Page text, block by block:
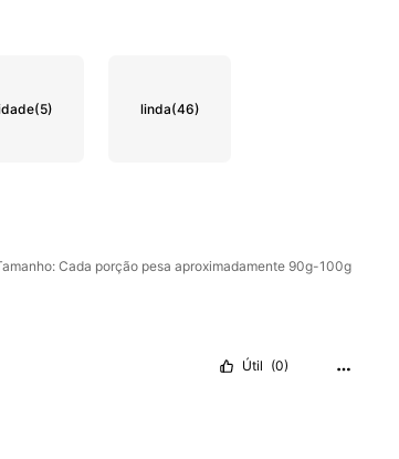
(5) linda(46)
Cada porção pesa aproximadamente 90g-100g
Útil (0)